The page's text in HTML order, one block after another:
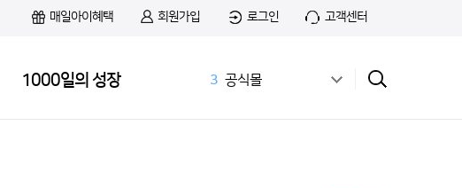
매일아이혜택 회원가입 로그인 고객센터
1000일의 성장
3 공식몰